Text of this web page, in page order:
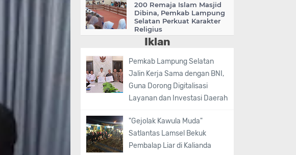
200 Remaja Islam Masjid
Dibina, Pemkab Lampung
Selatan Perkuat Karakter
Religius
Iklan
Pemkab Lampung Selatan
Jalin Kerja Sama dengan BNI,
Guna Dorong Digitalisasi
Layanan dan Investasi Daerah
"Gejolak Kawula Muda"
Satlantas Lamsel Bekuk
Pembalap Liar di Kalianda